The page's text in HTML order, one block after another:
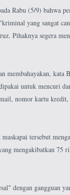
Rabu (5/9) bahwa
yang sangat
Pihaknya segera
membahayakan, kata
untuk mencuri
nomor kartu kredit,
tersebut
mengakibatkan 75
dengan gangguan